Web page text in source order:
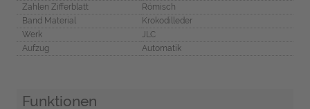
Zahlen Zifferblatt
Römisch
Band Material
Krokodilleder
Werk
JLC
Aufzug
Automatik
Funktionen